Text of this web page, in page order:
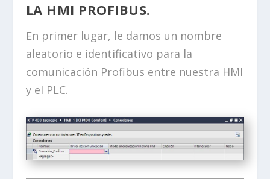
LA HMI PROFIBUS.
En primer lugar, le damos un nombre
aleatorio e identificativo para la
comunicación Profibus entre nuestra HMI
y el PLC.